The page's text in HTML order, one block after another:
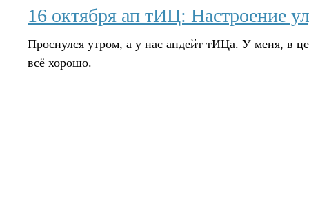
16 октября ап тИЦ: Настроение
Проснулся утром, а у нас апдейт тИЦа. У меня, в
всё хорошо.